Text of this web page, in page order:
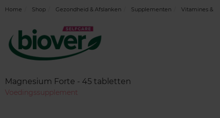
Home Shop Gezondheid & Afslanken Supplementen Vitamines &
Magnesium Forte - 45 tabletten
Voedingssupplement